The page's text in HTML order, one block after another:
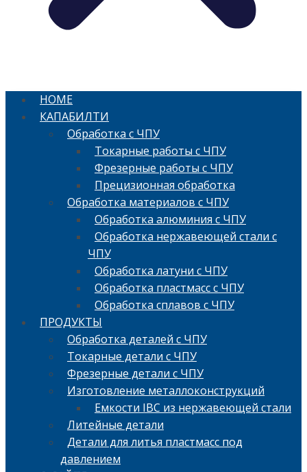
HOME
КАПАБИЛТИ
Обработка с ЧПУ
Токарные работы с ЧПУ
Фрезерные работы с ЧПУ
Прецизионная обработка
Обработка материалов с ЧПУ
Обработка алюминия с ЧПУ
Обработка нержавеющей стали с
ЧПУ
Обработка латуни с ЧПУ
Обработка пластмасс с ЧПУ
Обработка сплавов с ЧПУ
ПРОДУКТЫ
Обработка деталей с ЧПУ
Токарные детали с ЧПУ
Фрезерные детали с ЧПУ
Изготовление металлоконструкций
Емкости IBC из нержавеющей стали
Литейные детали
Детали для литья пластмасс под
давлением